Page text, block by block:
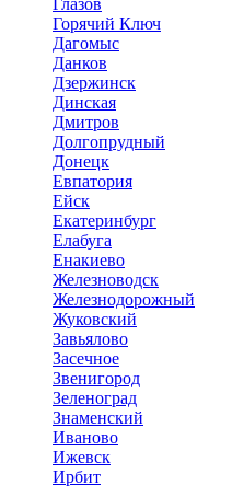
Горячий Ключ
Дагомыс
Данков
Дзержинск
Динская
Дмитров
Долгопрудный
Донецк
Евпатория
Ейск
Екатеринбург
Елабуга
Енакиево
Железноводск
Железнодорожный
Жуковский
Завьялово
Засечное
Звенигород
Зеленоград
Знаменский
Иваново
Ижевск
Ирбит